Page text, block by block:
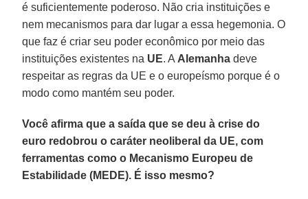
é suficientemente poderoso. Não cria instituições e
nem mecanismos para dar lugar a essa hegemonia. O
que faz é criar seu poder econômico por meio das
instituições existentes na UE. A Alemanha deve
respeitar as regras da UE e o europeísmo porque é o
modo como mantém seu poder.
Você afirma que a saída que se deu à crise do
euro redobrou o caráter neoliberal da UE, com
ferramentas como o Mecanismo Europeu de
Estabilidade (MEDE). É isso mesmo?